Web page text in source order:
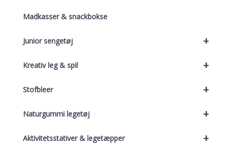
Madkasser & snackbokse
+
Junior sengetøj
+
Kreativ leg & spil
+
Stofbleer
+
Naturgummi legetøj
+
Aktivitetsstativer & legetæpper